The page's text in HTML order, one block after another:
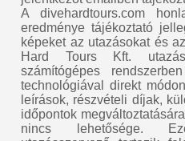
A divehardtours.com
eredménye tájékoztató
képeket az utazásokat és
Hard Tours Kft.
számítógépes
technológiával direkt
leírások, részvételi díjak,
időpontok
nincs lehetősége.